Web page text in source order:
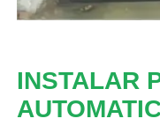
INSTALAR